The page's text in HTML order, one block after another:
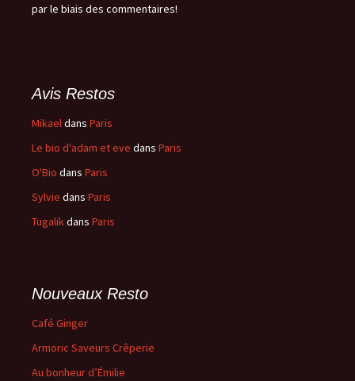
par le biais des commentaires!
Avis Restos
Mikaeldans Paris
Le bio d'adam et eve dans Paris
O'Bio dans Paris
Sylvie dans Paris
Tugalikdans Paris
Nouveaux Resto
Café Ginger
Armoric Saveurs Crêperie
Au bonheur d’Émilie